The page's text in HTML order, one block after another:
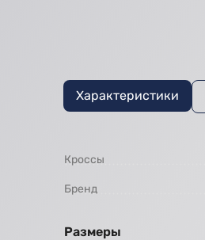
Характеристики
Кроссы
Бренд
Размеры